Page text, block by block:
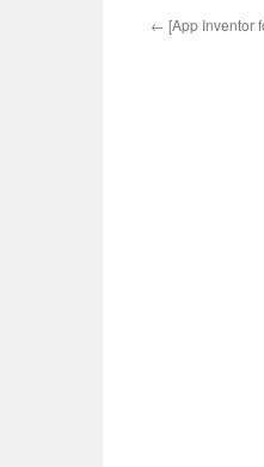
← [App Inventor